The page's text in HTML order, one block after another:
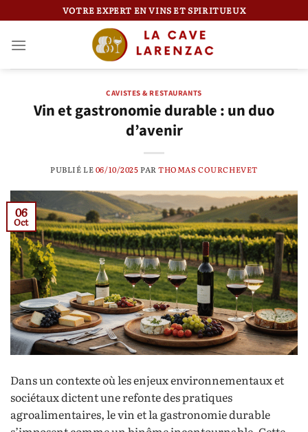
au
contenu
VOTRE EXPERT EN VINS ET SPIRITUEUX
CAVISTES & RESTAURANTS
Vin et gastronomie durable : un duo
d’avenir
PUBLIÉ LE06/10/2025PARTHOMAS COURCHEVET
06
Oct
Dans un contexte où les enjeux environnementaux et
sociétaux dictent une refonte des pratiques
agroalimentaires, le vin et la gastronomie durable